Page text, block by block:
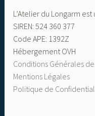
L’Atelier du Longarm
SIREN: 524 360 377
Code APE: 1392Z
Hébergement OVH
Conditions Générales
Mentions Légales
Politique de